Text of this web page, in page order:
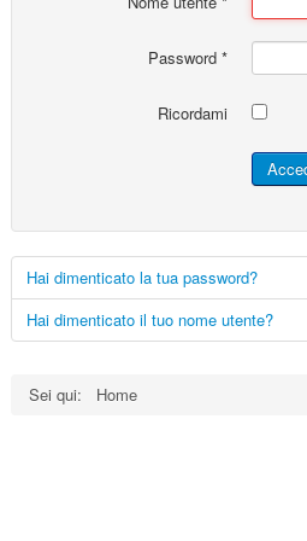
Password *
Ricordami
Hai dimenticato la tua password?
Hai dimenticato il tuo nome utente?
Sei qui: Home